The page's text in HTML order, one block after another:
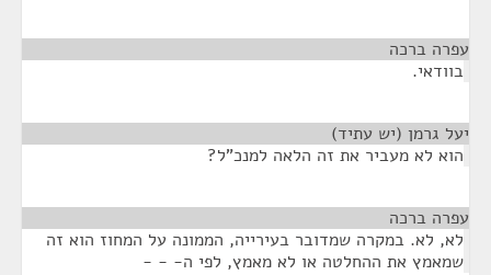
עפרה ברכה
בוודאי.
יעל גרמן (יש עתיד)
הוא לא מעביר את זה הלאה למנכ"ל?
עפרה ברכה
לא, לא. במקרה שמדובר בעירייה, הממונה על המחוז הוא זה
שמאמץ את ההחלטה או לא מאמץ, לפי ה- - -